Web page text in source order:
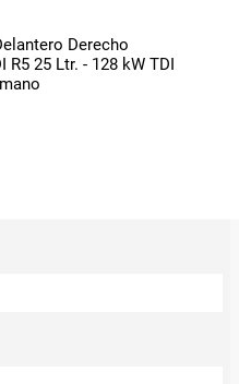
Derecho
25 Ltr. - 128 kW TDI